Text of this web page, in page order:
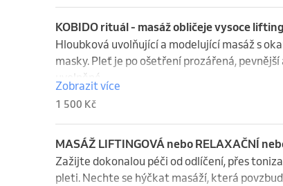
KOBIDO rituál - masáž obličeje vysoce
Hloubková uvolňující a modelující masáž s
masky. Pleť je po ošetření prozářená,
uvolněné.
Zobrazit více
1 500 Kč
MASÁŽ LIFTINGOVÁ nebo RELAXAČNÍ
Zažijte dokonalou péči od odlíčení, přes
pleti. Nechte se hýčkat masáží, která